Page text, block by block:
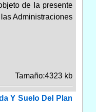
de la presente
Administraciones
Tamaño:4323 kb
Y Suelo Del Plan